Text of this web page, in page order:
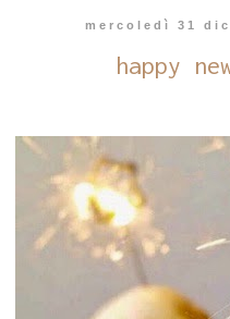
mercoledì 31
happy